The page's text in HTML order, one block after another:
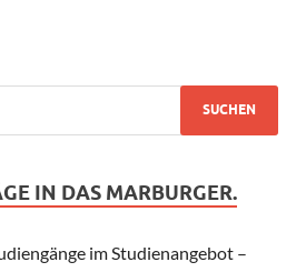
IN DAS MARBURGER.
im Studienangebot –